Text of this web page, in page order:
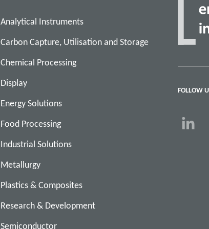
Analytical Instruments
Carbon Capture, Utilisation and Storage
Chemical Processing
Display
Energy Solutions
Food Processing
Industrial Solutions
Metallurgy
Plastics & Composites
Research & Development
Semiconductor
FOLLOW